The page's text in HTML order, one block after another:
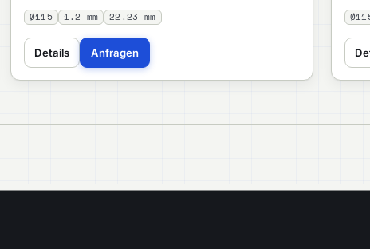
Ø115 1.2 mm 22.23 mm
Details Anfragen